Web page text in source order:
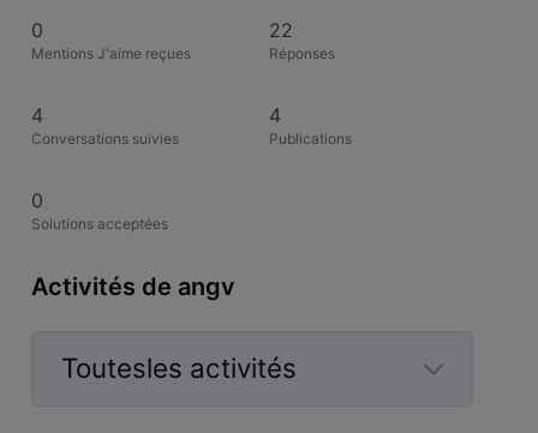
0
Mentions J'aime reçues
22
Réponses
4
Conversations suivies
4
Publications
0
Solutions acceptées
Activités de angv
Toutesles activités